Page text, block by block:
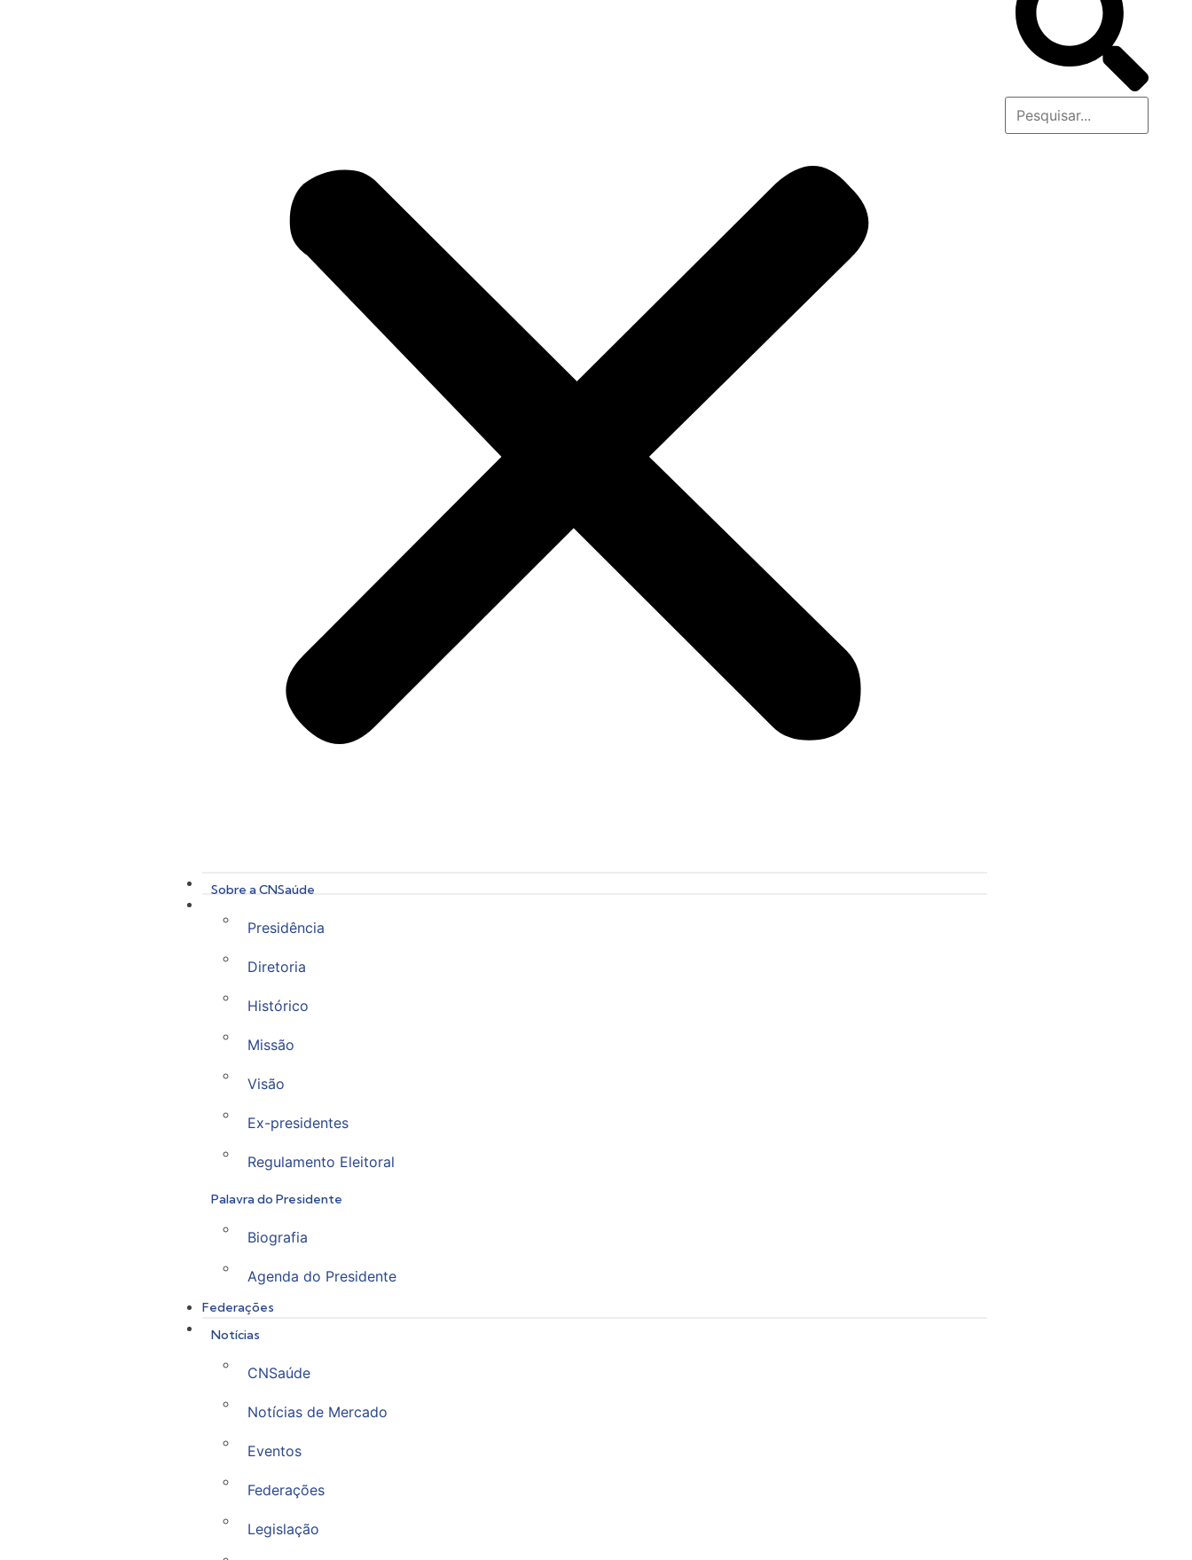
Sobre a CNSaúde
Presidência
Diretoria
Histórico
Missão
Visão
Ex-presidentes
Regulamento Eleitoral
Palavra do Presidente
Biografia
Agenda do Presidente
Federações
Notícias
CNSaúde
Notícias de Mercado
Eventos
Federações
Legislação